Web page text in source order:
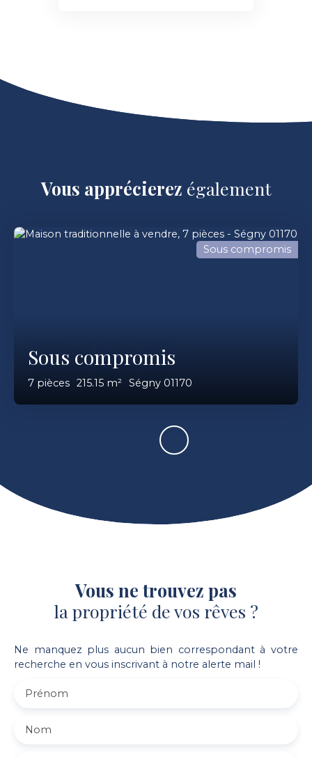
Vous apprécierez également
Sous compromis
7 pièces 215.15 m² Ségny 01170
Sous compromis
Vous ne trouvez pas
la propriété de vos rêves ?
Ne manquez plus aucun bien correspondant à votre
recherche en vous inscrivant à notre alerte mail !
Prénom
Nom